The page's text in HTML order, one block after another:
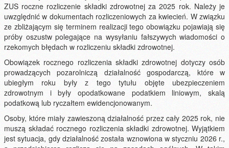
ZUS roczne rozliczenie składki zdrowotnej za 2025 rok. Należy je
uwzględnić w dokumentach rozliczeniowych za kwiecień. W związku
ze zbliżającym się terminem realizacji tego obowiązku pojawiają się
próby oszustw polegające na wysyłaniu fałszywych wiadomości o
rzekomych błędach w rozliczeniu składki zdrowotnej.
Obowiązek rocznego rozliczenia składki zdrowotnej dotyczy osób
prowadzących pozarolniczą działalność gospodarczą, które w
ubiegłym roku były z tego tytułu objęte ubezpieczeniem
zdrowotnym i były opodatkowane podatkiem liniowym, skalą
podatkową lub ryczałtem ewidencjonowanym.
Osoby, które miały zawieszoną działalność przez cały 2025 rok, nie
muszą składać rocznego rozliczenia składki zdrowotnej. Wyjątkiem
jest sytuacja, gdy działalność została wznowiona w styczniu 2026 r.,